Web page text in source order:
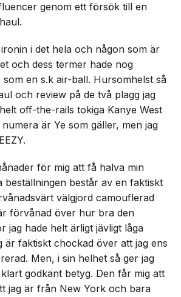
genom ett försök till en
i det hela och någon som är
och dess termer hade nog
en s.k air-ball. Hursomhelst så
och review på de två plagg jag
off-the-rails tokiga Kanye West
är Ye som gäller, men jag
för mig att få halva min
beställningen består av en faktiskt
välgjord camouflerad
förvånad över hur bra den
jag hade helt ärligt jävligt låga
är faktiskt chockad över att jag ens
Men, i sin helhet så ger jag
godkänt betyg. Den får mig att
jag är från New York och bara